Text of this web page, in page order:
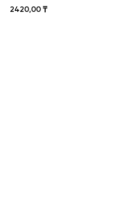
2420,00 ₸